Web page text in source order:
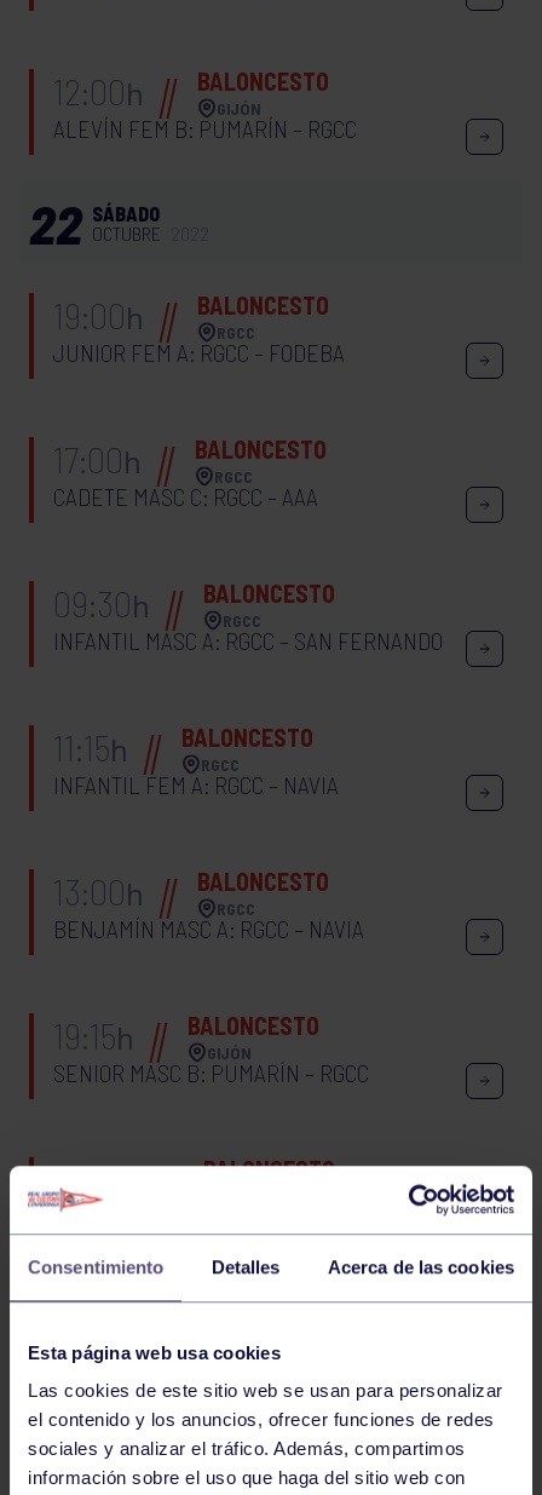
Consentimiento Detalles Acerca de las cookies
Esta página web usa cookies
Las cookies de este sitio web se usan para personalizar
el contenido y los anuncios, ofrecer funciones de redes
sociales y analizar el tráfico. Además, compartimos
información sobre el uso que haga del sitio web con
12:00h BALONCESTO
GIJÓN
ALEVÍN FEM B: PUMARÍN – RGCC
22 SÁBADO
OCTUBRE
19:00h BALONCESTO
RGCC
JUNIOR FEM A: RGCC – FODEBA
17:00h BALONCESTO
RGCC
CADETE MASC C: RGCC – AAA
09:30h BALONCESTO
RGCC
INFANTIL MASC A: RGCC – SAN FERNANDO
11:15h BALONCESTO
RGCC
INFANTIL FEM A: RGCC – NAVIA
13:00h BALONCESTO
RGCC
BENJAMÍN MASC A: RGCC – NAVIA
19:15h BALONCESTO
GIJÓN
SENIOR MASC B: PUMARÍN – RGCC
20:30 BALONCESTO
CADETE MASC A: ECOLE – RGCC
225 226 227 228 229 230 231
232 233 234
FILTRAR